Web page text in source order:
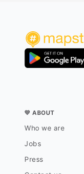
💛 ABOUT
Who we are
Jobs
Press